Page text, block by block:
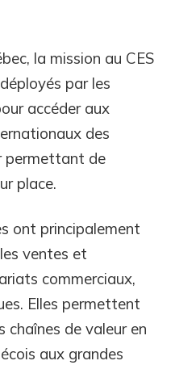
la mission au CES
par les
accéder aux
des
permettant de
place.
ont principalement
ventes et
commerciaux,
Elles permettent
chaînes de valeur en
aux grandes